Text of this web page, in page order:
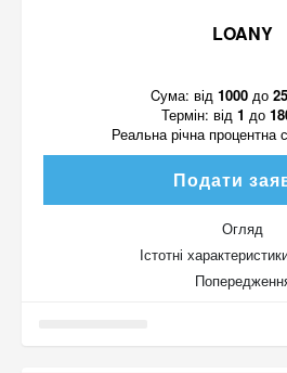
LOANY
Cума: від 1000до
Термін: від 1 до
Реальна річна процентна
Подати
Огляд
Істотні